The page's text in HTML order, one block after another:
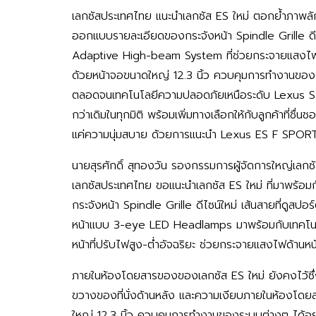
เลกซัสประเทศไทย แนะนำเลกซัส ES ใหม่ ตอกย้ำภ
ออกแบบรายละเอียดของกระจังหน้า Spindle Grille
Adaptive High-beam System ที่ช่วยกระจายแสงไ
ด้วยหน้าจอขนาดใหญ่ 12.3 นิ้ว ควบคุมการทำงานขอ
ตลอดจนเทคโนโลยีความปลอดภัยเหนือระดับ Lexus
กว่าเดิมในทุกมิติ พร้อมเพิ่มทางเลือกให้กับลูกค้าที่ชื่น
แค่ความนุ่มสบาย ด้วยการแนะนำ Lexus ES F
นายสุรศักดิ์ สุทองวัน รองกรรมการผู้จัดการใหญ่เลก
เลกซัสประเทศไทย ขอแนะนำเลกซัส ES ใหม่ ที่มาพ
กระจังหน้า Spindle Grille ดีไซน์ใหม่ เส้นสายที่ดูสปอ
หน้าแบบ 3-eye LED Headlamps มาพร้อมกับเทค
หน้าที่ปรับไฟสูง-ต่ำอัจฉริยะ ช่วยกระจายแสงไฟด้านห
ภายในห้องโดยสารของของเลกซัส ES ใหม่ ยังคงไ
ขวางของที่นั่งด้านหลัง และความเงียบภายในห้องโด